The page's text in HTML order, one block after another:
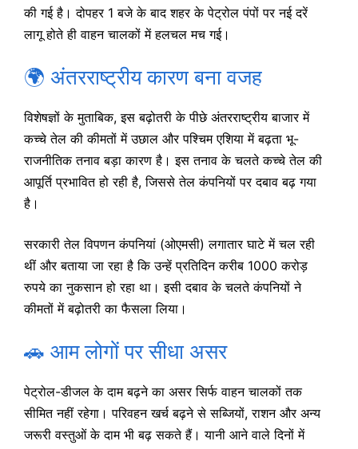
की गई है। दोपहर 1 बजे के बाद शहर के पेट्रोल पंपों पर नई दरें
लागू होते ही वाहन चालकों में हलचल मच गई।
🌍 अंतरराष्ट्रीय कारण बना वजह
विशेषज्ञों के मुताबिक, इस बढ़ोतरी के पीछे अंतरराष्ट्रीय बाजार में
कच्चे तेल की कीमतों में उछाल और पश्चिम एशिया में बढ़ता भू-
राजनीतिक तनाव बड़ा कारण है। इस तनाव के चलते कच्चे तेल की
आपूर्ति प्रभावित हो रही है, जिससे तेल कंपनियों पर दबाव बढ़ गया
है।
सरकारी तेल विपणन कंपनियां (ओएमसी) लगातार घाटे में चल रही
थीं और बताया जा रहा है कि उन्हें प्रतिदिन करीब 1000 करोड़
रुपये का नुकसान हो रहा था। इसी दबाव के चलते कंपनियों ने
कीमतों में बढ़ोतरी का फैसला लिया।
🚗 आम लोगों पर सीधा असर
पेट्रोल-डीजल के दाम बढ़ने का असर सिर्फ वाहन चालकों तक
सीमित नहीं रहेगा। परिवहन खर्च बढ़ने से सब्जियों, राशन और अन्य
जरूरी वस्तुओं के दाम भी बढ़ सकते हैं। यानी आने वाले दिनों में